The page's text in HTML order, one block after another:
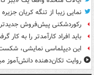
نمایی زیبا از تنگه کریان
رکوردشکنی پیش‌فروش
باید افراد کارآمدتر را به کار
این دیپلماسی نمایشی،
روایت تکان‌دهنده دانش‌آموز